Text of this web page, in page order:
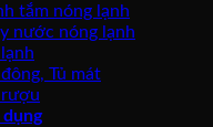
tắm nóng lạnh
nước nóng lạnh
Tủ mát
rượu